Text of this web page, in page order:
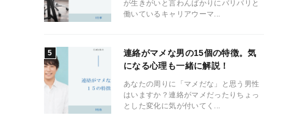
が生きがいと言わんばかりにバリバリと
働いているキャリアウーマ...
連絡がマメな男の15個の特徴。気
になる心理も一緒に解説！
あなたの周りに「マメだな」と思う男性
はいますか？連絡がマメだったりちょっ
とした変化に気が付いてく...